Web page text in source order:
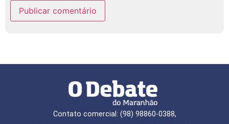
Contato comercial: (98) 98860-0388,